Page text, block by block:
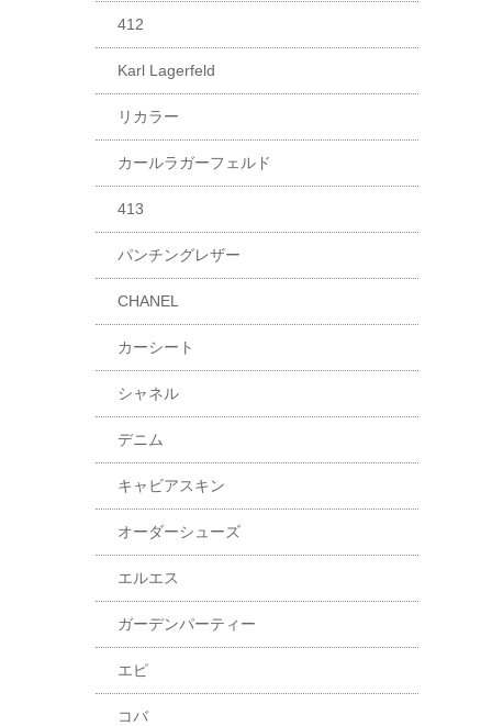
412
Karl Lagerfeld
リカラー
カールラガーフェルド
413
パンチングレザー
CHANEL
カーシート
シャネル
デニム
キャビアスキン
オーダーシューズ
エルエス
ガーデンパーティー
エピ
コバ